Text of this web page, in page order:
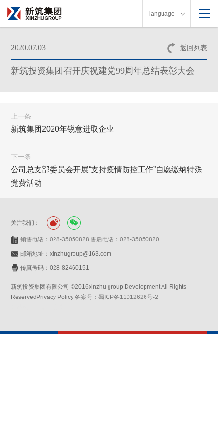
language
返回列表
2020.07.03
新筑投资集团召开庆祝建党99周年总结表彰大会
上一条
新筑集团2020年锐意进取企业
下一条
公司总支部委员会开展“支持疫情防控工作”自愿缴纳特殊
党费活动
关注我们：
销售电话：028-35050828 售后电话：028-35050820
邮箱地址：xinzhugroup@163.com
传真号码：028-82460151
新筑投资集团有限公司 ©2016xinzhu group Development All Rights
ReservedPrivacy Policy备案号：蜀ICP备11012626号-2